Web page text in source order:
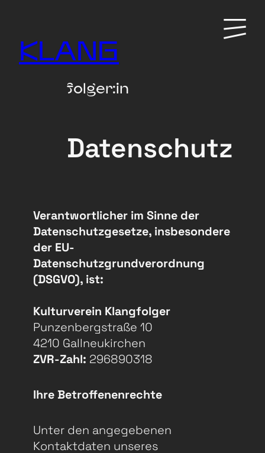
springen
KLANG
folger:in
Primary
Menu
Datenschutz
Verantwortlicher im Sinne der
Datenschutzgesetze, insbesondere
der EU-
Datenschutzgrundverordnung
(DSGVO), ist:
Kulturverein Klangfolger
Punzenbergstraße 10
4210 Gallneukirchen
ZVR-Zahl: 296890318
Ihre Betroffenenrechte
Unter den angegebenen
Kontaktdaten unseres